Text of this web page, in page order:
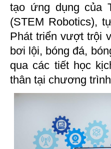
tạo ứng dụng của
(STEM Robotics),
Phát triển vượt trội
bơi lội, bóng đá,
qua các tiết học
thân tại chương